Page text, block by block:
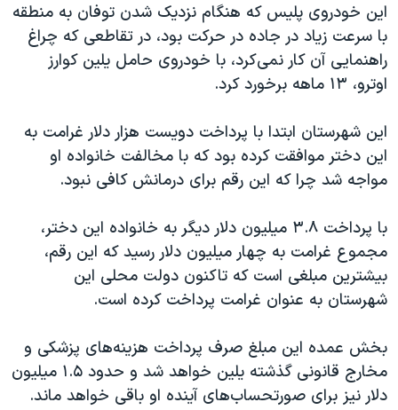
چهل سال گروگان‌گیری
قانون شفافیت دارائی کادر رهبری ایران
اعتراضات مردمی آبان ۹۸
نرگس محمدی برنده جایزه نوبل صلح
همایش محافظه‌کاران آمریکا «سی‌پک»
سفر پرزیدنت ترامپ به چین
این خودروی پلیس که هنگام نزدیک شدن توفان به منطقه
با سرعت زیاد در جاده در حرکت بود، در تقاطعی که چراغ
راهنمایی آن کار نمی‌کرد، با خودروی حامل یلین کوارز
اوترو، ۱۳ ماهه برخورد کرد.
این شهرستان ابتدا با پرداخت دویست هزار دلار غرامت به
این دختر موافقت کرده بود که با مخالفت خانواده او
مواجه شد چرا که این رقم برای درمانش کافی نبود.
با پرداخت ۳.۸ میلیون دلار دیگر به خانواده این دختر،
مجموع غرامت به چهار میلیون دلار رسید که این رقم،
بیشترین مبلغی است که تاکنون دولت محلی این
شهرستان به عنوان غرامت پرداخت کرده است.
بخش عمده این مبلغ صرف پرداخت هزینه‌های پزشکی ‌و
مخارج قانونی گذشته یلین خواهد شد و حدود ۱.۵ میلیون
دلار نیز برای صورتحساب‌های آینده او باقی خواهد ماند.